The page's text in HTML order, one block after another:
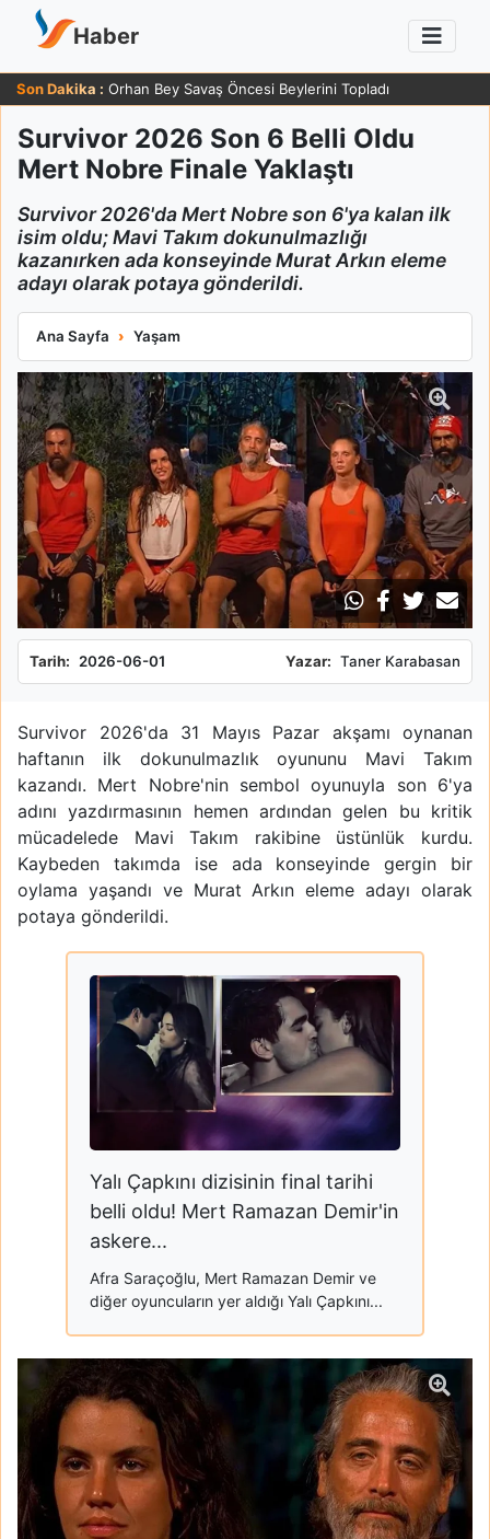
Haber
Son Dakika : Orhan Bey Savaş Öncesi Beylerini Topladı
Survivor 2026 Son 6 Belli Oldu
Mert Nobre Finale Yaklaştı
Survivor 2026'da Mert Nobre son 6'ya kalan ilk
isim oldu; Mavi Takım dokunulmazlığı
kazanırken ada konseyinde Murat Arkın eleme
adayı olarak potaya gönderildi.
Ana Sayfa Yaşam
Survivor 2026 Son 6 Belli Oldu Mert Nobre Finale Yaklaştı
Tarih: 2026-06-01 Yazar: Taner Karabasan
Survivor 2026'da 31 Mayıs Pazar akşamı oynanan
haftanın ilk dokunulmazlık oyununu Mavi Takım
kazandı. Mert Nobre'nin sembol oyunuyla son 6'ya
adını yazdırmasının hemen ardından gelen bu kritik
mücadelede Mavi Takım rakibine üstünlük kurdu.
Kaybeden takımda ise ada konseyinde gergin bir
oylama yaşandı ve Murat Arkın eleme adayı olarak
potaya gönderildi.
Yalı Çapkını dizisinin final tarihi
belli oldu! Mert Ramazan Demir'in
askere...
Afra Saraçoğlu, Mert Ramazan Demir ve
diğer oyuncuların yer aldığı Yalı Çapkını...